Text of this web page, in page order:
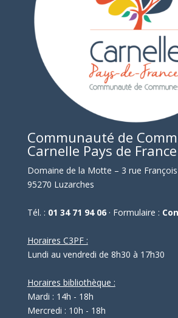
Communauté de
Carnelle Pays de France
Domaine de la Motte – 3 rue
95270 Luzarches
Tél. : 01 34 71 94 06· Formulaire :
Horaires C3PF :
Lundi au vendredi de 8h30 à 17h30
Horaires bibliothèque :
Mardi : 14h - 18h
Mercredi : 10h - 18h